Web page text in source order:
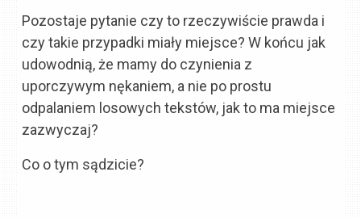
Pozostaje pytanie czy to rzeczywiście prawda i
czy takie przypadki miały miejsce? W końcu jak
udowodnią, że mamy do czynienia z
uporczywym nękaniem, a nie po prostu
odpalaniem losowych tekstów, jak to ma miejsce
zazwyczaj?
Co o tym sądzicie?